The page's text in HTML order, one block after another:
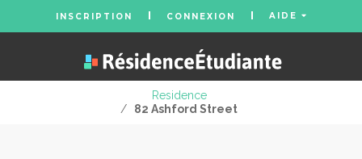
INSCRIPTION CONNEXION AIDE
Residence
/
82 Ashford Street